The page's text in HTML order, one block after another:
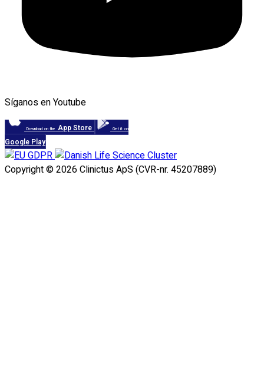
Síganos en Youtube
Download on the App Store Get it on
Google Play
Copyright © 2026 Clinictus ApS (CVR-nr. 45207889)